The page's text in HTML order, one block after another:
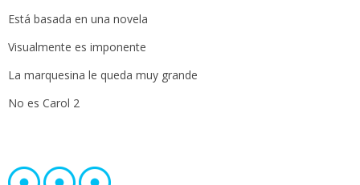
Está basada en una novela
Visualmente es imponente
La marquesina le queda muy grande
No es Carol 2